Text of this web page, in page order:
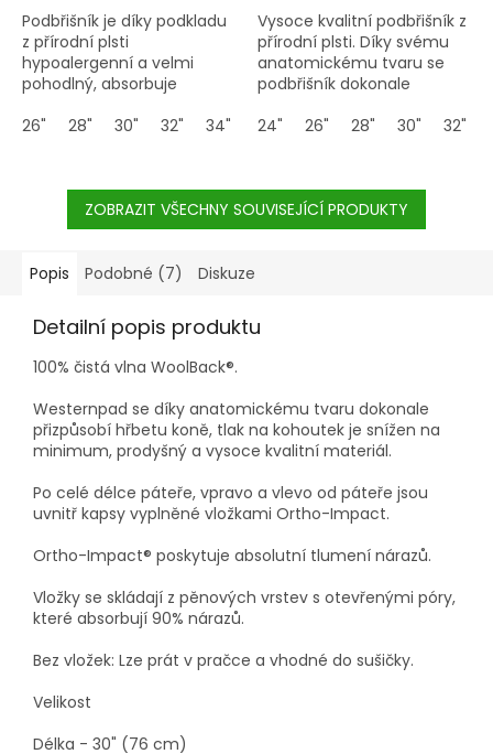
Podbřišník je díky podkladu
z přírodní plsti
hypoalergenní a velmi
pohodlný, absorbuje
tlak, zajišťuje dobrou
26" 28" 30" 32" 34" 36" 38"
Vysoce kvalitní podbřišník z
přírodní plsti. Díky svému
anatomickému tvaru se
podbřišník dokonale
zajišťuje dobrou cirkulaci
24" 26" 28" 30" 32"
ZOBRAZIT VŠECHNY SOUVISEJÍCÍ PRODUKTY
Popis Podobné (7) Diskuze
Detailní popis produktu
100% čistá vlna WoolBack®.
Westernpad se díky anatomickému tvaru dokonale
přizpůsobí hřbetu koně, tlak na kohoutek je snížen na
minimum, prodyšný a vysoce kvalitní materiál.
Po celé délce páteře, vpravo a vlevo od páteře jsou
uvnitř kapsy vyplněné vložkami Ortho-Impact.
Ortho-Impact® poskytuje absolutní tlumení nárazů.
Vložky se skládají z pěnových vrstev s otevřenými póry,
které absorbují 90% nárazů.
Bez vložek: Lze prát v pračce a vhodné do sušičky.
Velikost
Délka - 30" (76 cm)